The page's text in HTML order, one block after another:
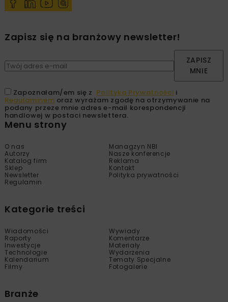
Zapisz się na branżowy newsletter!
ZAPISZ
MNIE
Zapoznałam/em się z Polityką Prywatności i
Regulaminem oraz wyrażam zgodę na otrzymywanie na
podany przeze mnie adres e-mail korespondencji
handlowej w postaci newslettera.
Menu strony
O nas
Managzyn NBI
Autorzy
Nasze konferencje
Katalog firm
Reklama
Sklep
Kontakt
Newsletter
Polityka prywatności
Regulamin
Kategorie treści
Wiadomości
Wywiady
Raporty
Komentarze
Inwestycje
Materiały
Technologie
Wydarzenia
Kalendarium
Tematy Specjalne
Filmy
Fotogalerie
Branże